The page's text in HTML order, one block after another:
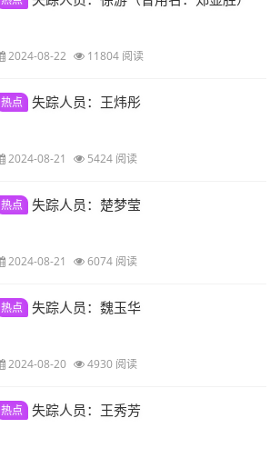
2024-08-22 11804 阅读
热点 失踪人员：王炜彤
2024-08-21 5424 阅读
热点 失踪人员：楚梦莹
2024-08-21 6074 阅读
热点 失踪人员：魏玉华
2024-08-20 4930 阅读
热点 失踪人员：王秀芳